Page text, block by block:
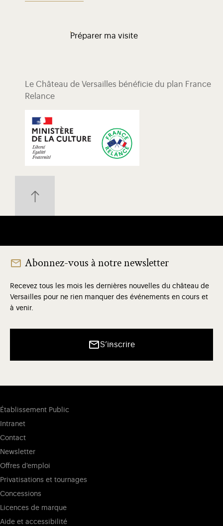
Préparer ma visite
Le Château de Versailles bénéficie du plan France
Relance
Abonnez-vous à notre newsletter
Recevez tous les mois les dernières nouvelles du château de
Versailles pour ne rien manquer des événements en cours et
à venir.
S’inscrire
Établissement Public
Intranet
Contact
Newsletter
Offres d'emploi
Privatisations et tournages
Concessions
Licences de marque
Aide et accessibilité